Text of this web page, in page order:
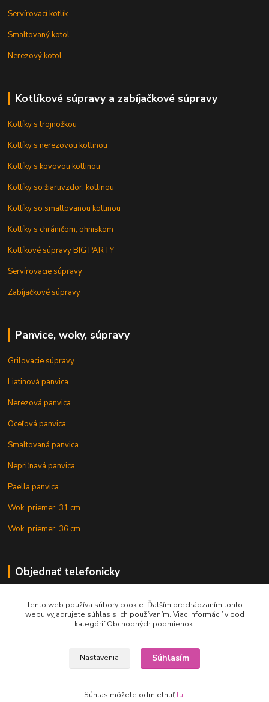
Servírovací kotlík
Smaltovaný kotol
Nerezový kotol
Kotlíkové súpravy a zabíjačkové súpravy
Kotlíky s trojnožkou
Kotlíky s nerezovou kotlinou
Kotlíky s kovovou kotlinou
Kotlíky so žiaruvzdor. kotlinou
Kotlíky so smaltovanou kotlinou
Kotlíky s chráničom, ohniskom
Kotlíkové súpravy BIG PARTY
Servírovacie súpravy
Zabíjačkové súpravy
Panvice, woky, súpravy
Grilovacie súpravy
Liatinová panvica
Nerezová panvica
Oceľová panvica
Smaltovaná panvica
Nepriľnavá panvica
Paella panvica
Wok, priemer: 31 cm
Wok, priemer: 36 cm
Objednať telefonicky
+421 902 212 007
Copyright © 2015-2020 KOTLIK NA GULAS.online, všetky práva vyhradené
Tento web používa súbory cookie. Ďalším prechádzaním tohto
webu vyjadrujete súhlas s ich používaním. Viac informácií v pod
kategórií Obchodných podmienok.
Nastavenia Súhlasím
Súhlas môžete odmietnuťtu.